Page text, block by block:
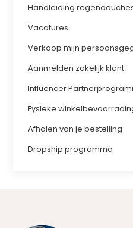
Handleiding
Vacatures
Verkoop mijn
Aanmelden zakelijk klant
Influencer
Fysieke
Afhalen van je bestelling
Dropship programma